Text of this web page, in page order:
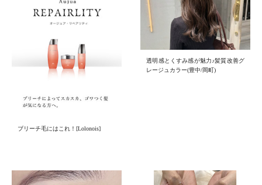
ブリーチ毛にはこれ！[Lolonois]
透明感とくすみ感が魅力♪髪質改善グ
レージュカラー(豊中/岡町)